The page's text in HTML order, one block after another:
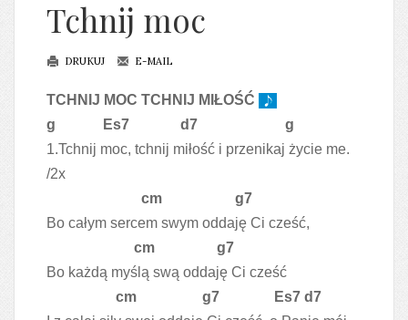
Tchnij moc
DRUKUJ E-MAIL
TCHNIJ MOC TCHNIJ MIŁOŚĆ
g Es7 d7 g
1.Tchnij moc, tchnij miłość i przenikaj życie me.
/2x
cm g7
Bo całym sercem swym oddaję Ci cześć,
cm g7
Bo każdą myślą swą oddaję Ci cześć
cm g7 Es7 d7